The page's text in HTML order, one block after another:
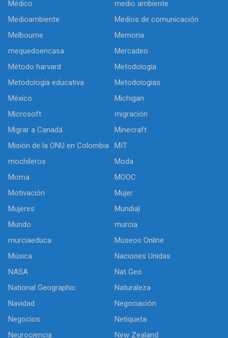
Médico
medio ambiente
Medioambiente
Medios de comunicación
Melbourne
Memoria
mequedoencasa
Mercadeo
Método harvard
Metodología
Metodología educativa
Metodologías
México
Michigan
Microsoft
migración
Migrar a Canadá
Minecraft
Misión de la ONU en Colombia
MIT
mochileros
Moda
Moma
MOOC
Motivación
Mujer
Mujeres
Mundial
Mundo
murcia
murciaeduca
Museos Online
Música
Naciones Unidas
NASA
Nat Geo
National Geographic
Naturaleza
Navidad
Negociación
Negocios
Netiqueta
Neurociencia
New Zealand